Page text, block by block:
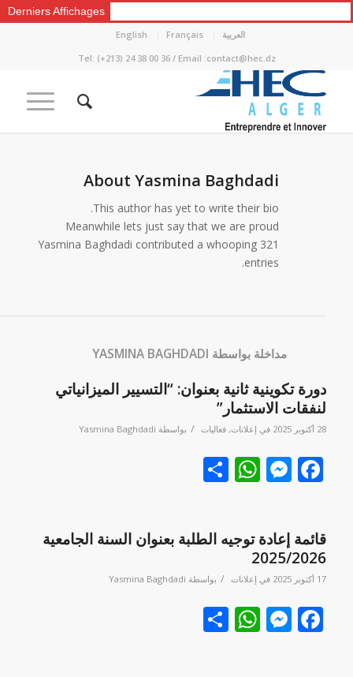
Derniers Affichages
العربية Français
English
Tel: (+213) 24 38 00 36 / Email :contact@hec.dz
AboutYasmina Baghdadi
This author has yet to write their bio.
Meanwhile lets just say that we are proud
Yasmina Baghdadi contributed a whooping 321
entries.
مداخلة بواسطة YASMINA BAGHDADI
دورة تكوينية ثانية بعنوان: “التسيير الميزانياتي
لنفقات الاستثمار”
28 أكتوبر 2025 في إعلانات, فعاليات / بواسطة Yasmina Baghdadi
Facebook
Messenger
WhatsApp
نشر
قائمة إعادة توجيه الطلبة بعنوان السنة الجامعية
2025/2026
17 أكتوبر 2025 في إعلانات / بواسطة Yasmina Baghdadi
Facebook
Messenger
WhatsApp
نشر